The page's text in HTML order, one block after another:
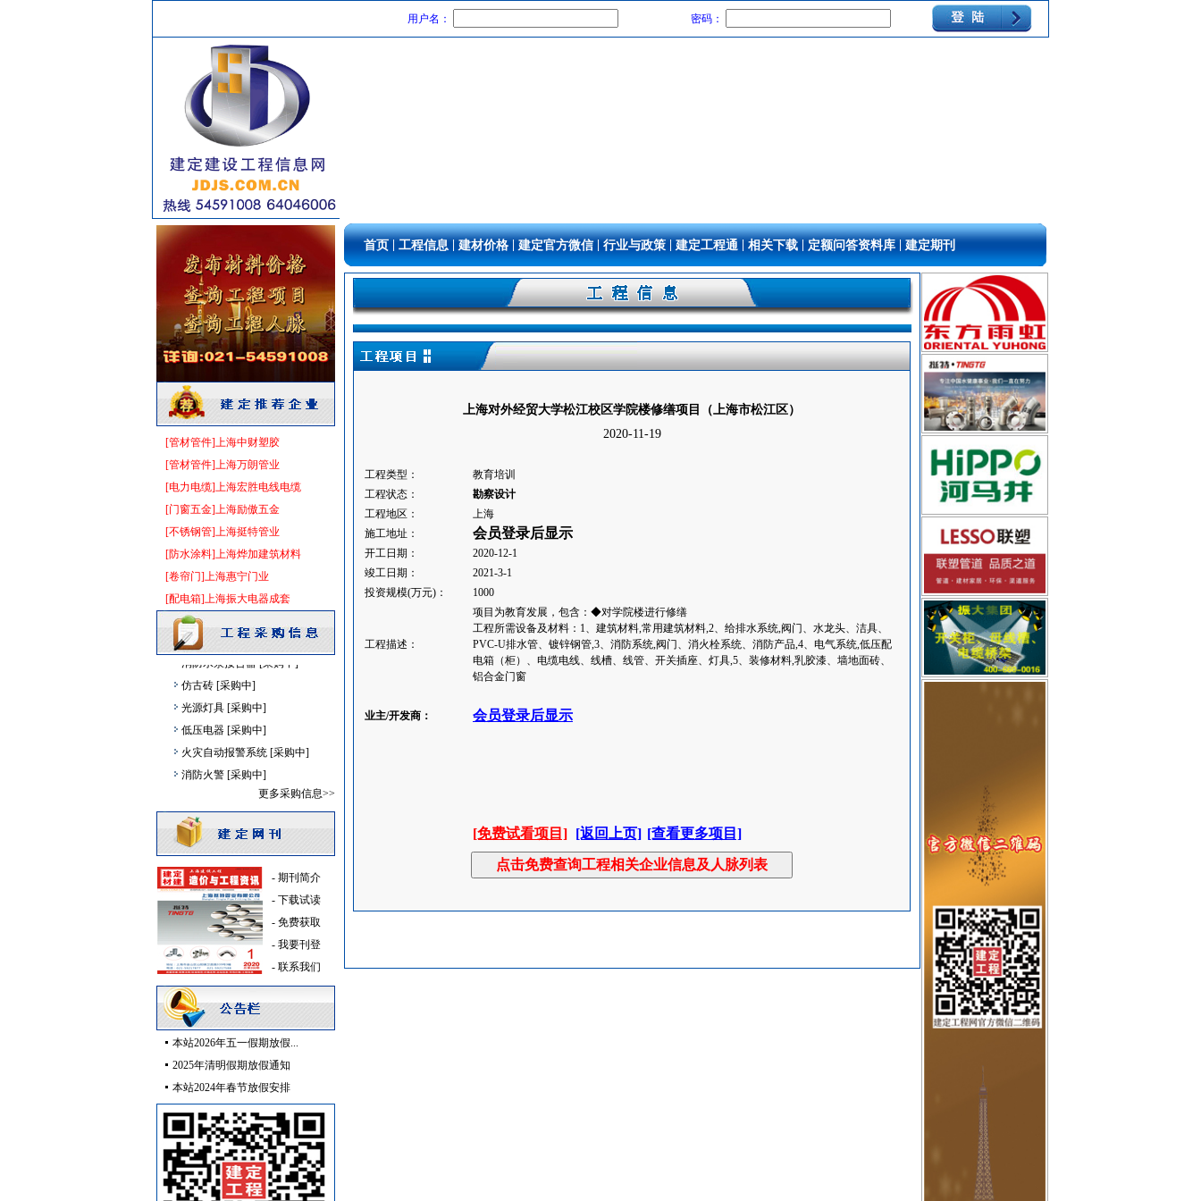
用户名： 密码：
[管材管件]上海中财塑胶
[管材管件]上海万朗管业
[电力电缆]上海宏胜电线电缆
[门窗五金]上海励傲五金
[不锈钢管]上海挺特管业
[防水涂料]上海烨加建筑材料
[卷帘门]上海惠宁门业
[配电箱]上海振大电器成套
油漆涂料 [采购中]
高级地砖 [采购中]
门窗玻璃 [采购中]
仿古砖 [采购中]
石英灯 [采购中]
低压电器 [采购中]
石材木材 [采购中]
照明灯具 [采购中]
火灾自动报警系统
[采购中]
电气控制开关
[采购中]
给排水管件 [采购中]
扶手护栏 [采购中]
景观绿化 [采购中]
管材管件 [采购中]
外墙装饰 [采购中]
卫生洁具
管材管件 [采购中]
内外墙装饰材料 [采购中]
电气管线 [采购中]
消防水泵接合器 [采购中]
仿古砖
[采购中]
光源灯具
[采购中]
低压电器
[采购中]
火灾自动报警系统
[采购中]
消防火警
[采购中]
阀门组件室外排水等 [采购中]
安全防范 [采购中]
供水设备 [采购中]
扶梯 [采购中]
高压电器 [采购中]
电线电缆 [采购中]
石材木材 [采购中]
门窗玻璃 [采购中]
防雷接地 [采购中]
变配电 [采购中]
PVC窗帘 [采购中]
消防工程
[采购中]
室内装修 [采购中]
空调设备
[采购中]
消防工程 [采购中]
吸顶灯 [采购中]
给排水管件 [采购中]
油漆涂料
[采购中]
高级地砖 [采购中]
更多采购信息>>
- 期刊简介
- 下载试读
- 免费获取
- 我要刊登
- 联系我们
本站2026年五一假期放假...
2025年清明假期放假通知
本站2024年春节放假安排
首页 工程信息 建材价格 建定官方微信 行业与政策 建定工程通 相关下载 定额问答资料库 建定期刊
上海对外经贸大学松江校区学院楼修缮项目（上海市松江区）
2020-11-19
工程类型：
教育培训
工程状态：
勘察设计
工程地区：
上海
施工地址：
会员登录后显示
开工日期：
2020-12-1
竣工日期：
2021-3-1
投资规模(万元)：
1000
工程描述：
项目为教育发展，包含：◆对学院楼进行修缮
工程所需设备及材料：1、建筑材料,常用建筑材料,2、给排水系统,阀门、水龙头、洁具、
PVC-U排水管、镀锌钢管,3、消防系统,阀门、消火栓系统、消防产品,4、电气系统,低压配
电箱（柜）、电缆电线、线槽、线管、开关插座、灯具,5、装修材料,乳胶漆、墙地面砖、
铝合金门窗
业主/开发商： 会员登录后显示
[免费试看项目] [返回上页] [查看更多项目]